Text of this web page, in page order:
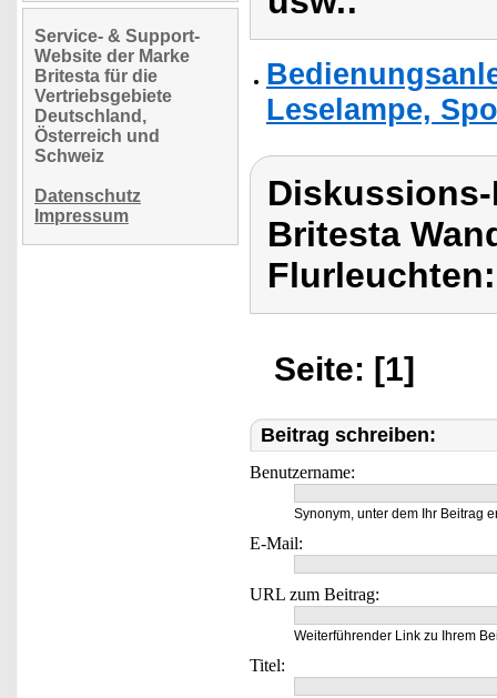
Service- & Support-
Website der Marke
Britesta für die
Vertriebsgebiete
Deutschland,
Österreich und
Schweiz
Datenschutz
Impressum
Leselampe,
Britesta
Flurleuchten:
Seite: [1]
Beitrag schreiben:
Benutzername:
Synonym, unter dem Ihr Beitrag
E-Mail:
URL zum Beitrag:
Weiterführender Link zu Ihrem
Titel: